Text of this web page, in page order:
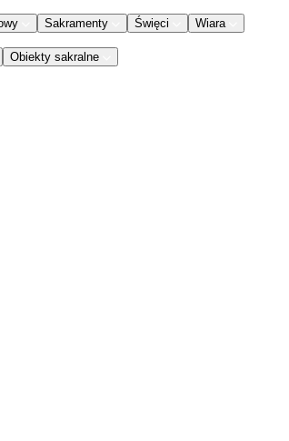
Sakramenty Święci Wiara
Obiekty sakralne